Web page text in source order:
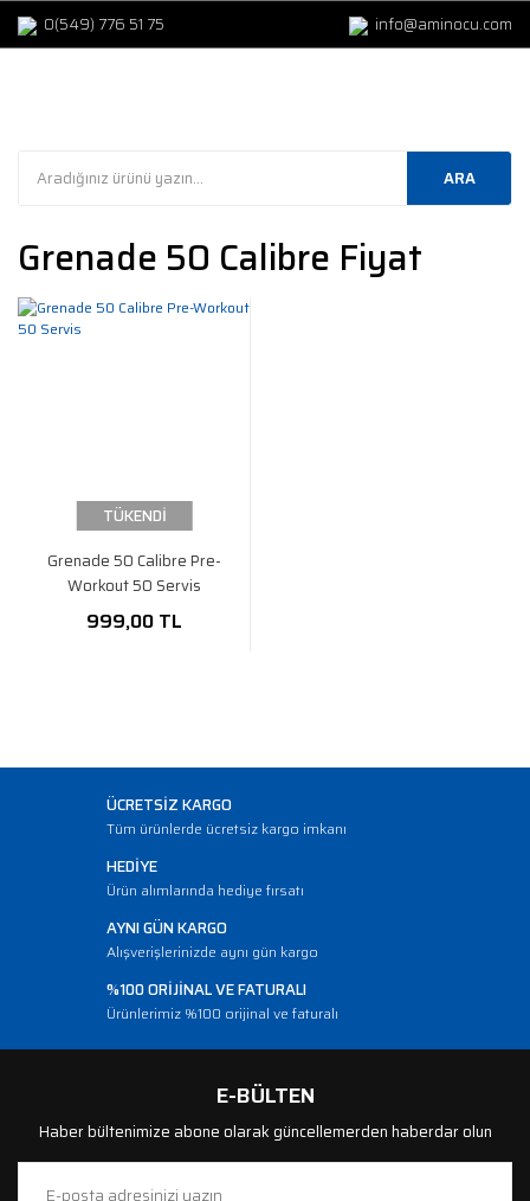
0(549) 776 51 75 info@aminocu.com
ARA
Grenade 50 Calibre Fiyat
TÜKENDİ
Grenade 50 Calibre Pre-
Workout 50 Servis
999,00 TL
ÜCRETSİZ KARGO
Tüm ürünlerde ücretsiz kargo imkanı
HEDİYE
Ürün alımlarında hediye fırsatı
AYNI GÜN KARGO
Alışverişlerinizde aynı gün kargo
%100 ORİJİNAL VE FATURALI
Ürünlerimiz %100 orijinal ve faturalı
E-BÜLTEN
Haber bültenimize abone olarak güncellemerden haberdar olun